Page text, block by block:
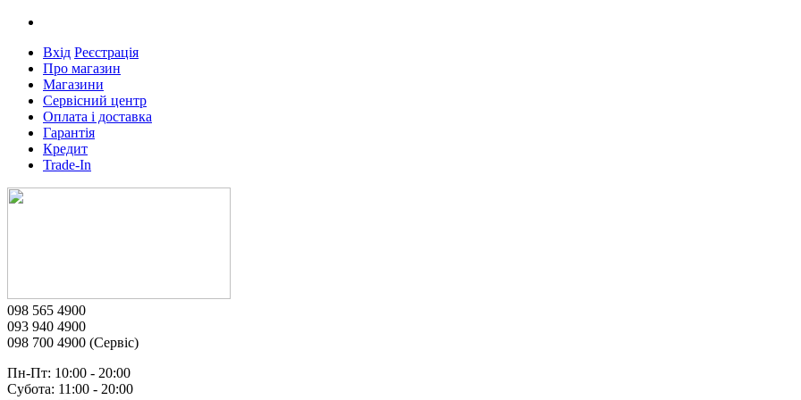
Вхід Реєстрація
Про магазин
Магазини
Сервісний центр
Оплата і доставка
Гарантія
Кредит
Trade-In
098 565 4900
093 940 4900
098 700 4900 (Сервіс)
Пн-Пт: 10:00 - 20:00
Субота: 11:00 - 20:00